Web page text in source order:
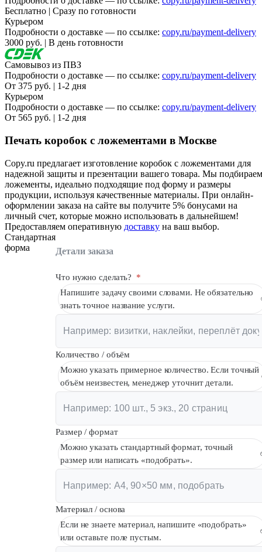
Вакансии
О компании
Написать директору
Арендодателям
Портфолио
Франшиза
Контакты
Бесплатно | Сразу по готовности
Курьером
Подробности о доставке — по ссылке: copy.ru/payment-delivery
3000 руб. | В день готовности
Самовывоз из ПВЗ
Подробности о доставке — по ссылке: copy.ru/payment-delivery
От 375 руб. | 1-2 дня
Курьером
Подробности о доставке — по ссылке: copy.ru/payment-delivery
От 565 руб. | 1-2 дня
Печать коробок с ложементами в Москве
Copy.ru предлагает изготовление коробок с ложементами для
надежной защиты и презентации вашего товара. Мы подбираем
ложементы, идеально подходящие под форму и размеры
продукции, используя качественные материалы. При онлайн-
оформлении заказа на сайте вы получите 5% бонусами на
личный счет, которые можно использовать в дальнейшем!
Предоставляем оперативную доставку на ваш выбор.
Стандартная
форма
Детали заказа
Что нужно сделать?
*
Напишите задачу своими словами. Не обязательно
знать точное название услуги.
Количество / объём
Можно указать примерное количество. Если точный
объём неизвестен, менеджер уточнит детали.
Размер / формат
Можно указать стандартный формат, точный
размер или написать «подобрать».
Материал / основа
Если не знаете материал, напишите «подобрать»
или оставьте поле пустым.